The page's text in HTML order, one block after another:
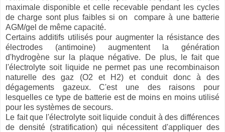
maximale disponible et celle recevable pendant les cycles
de charge sont plus faibles si on compare à une batterie
AGM/gel de même capacité.
Certains additifs utilisés pour augmenter la résistance des
électrodes (antimoine) augmentent la génération
d'hydrogène sur la plaque négative. De plus, le fait que
l'électrolyte soit liquide ne permet pas une recombinaison
naturelle des gaz (O2 et H2) et conduit donc à des
dégagements gazeux. C'est une des raisons pour
lesquelles ce type de batterie est de moins en moins utilisé
pour les systèmes de secours.
Le fait que l'électrolyte soit liquide conduit à des différences
de densité (stratification) qui nécessitent d'appliquer des